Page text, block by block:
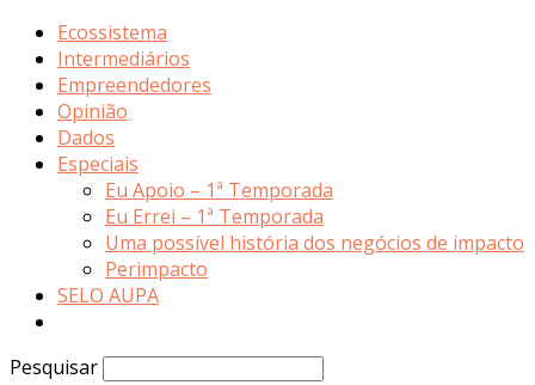
Ecossistema
Intermediários
Empreendedores
Opinião
Dados
Especiais
Eu Apoio – 1ª Temporada
Eu Errei – 1ª Temporada
Uma possível história dos negócios de impacto
Perimpacto
SELO AUPA
Pesquisar